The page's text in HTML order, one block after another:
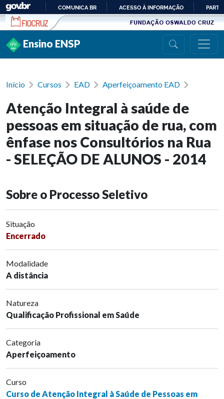
Ir para conteúdo
PARA
COMUNICA BR ACESSO À INFORMAÇÃO
Ensino ENSP
Início Cursos EAD Aperfeiçoamento EAD
Atenção Integral à saúde de
pessoas em situação de rua, com
ênfase nos Consultórios na Rua
- SELEÇÃO DE ALUNOS - 2014
Sobre o Processo Seletivo
Situação
Encerrado
Modalidade
A distância
Natureza
Qualificação Profissional em Saúde
Categoria
Aperfeiçoamento
Curso
Curso de Atenção Integral à Saúde de Pessoas em